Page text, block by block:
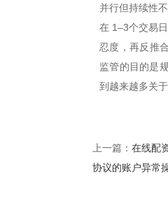
并行但持续性
在 1–3个交易
忍度，再反推
监管的目的是
到越来越多关
上一篇： 在线配
协议的账户异常